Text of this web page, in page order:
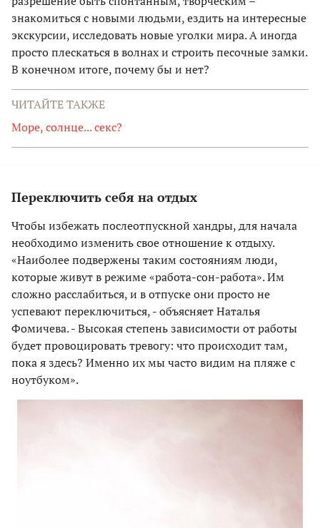
знакомиться с новыми людьми, ездить на интересные
экскурсии, исследовать новые уголки мира. А иногда
просто плескаться в волнах и строить песочные замки.
В конечном итоге, почему бы и нет?
ЧИТАЙТЕ ТАКЖЕ
Море, солнце... секс?
Переключить себя на отдых
Чтобы избежать послеотпускной хандры, для начала
необходимо изменить свое отношение к отдыху.
«Наиболее подвержены таким состояниям люди,
которые живут в режиме «работа-сон-работа». Им
сложно расслабиться, и в отпуске они просто не
успевают переключиться, - объясняет Наталья
Фомичева. - Высокая степень зависимости от работы
будет провоцировать тревогу: что происходит там,
пока я здесь? Именно их мы часто видим на пляже с
ноутбуком».